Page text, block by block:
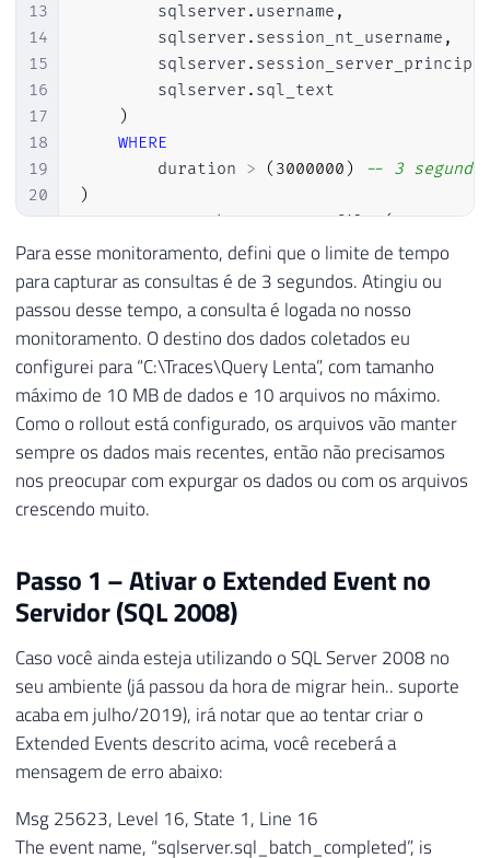
13
14
15
16
17
18
19
20
21
22
23
27
28
29
30
31
        sqlserver
. username ,
        sqlserver
. session_nt_username ,
        sqlserver
.
        sqlserver
. sql_text
)
WHERE
        duration
> ( 3000000 )
-- 3
)
ADD TARGET package0.event_file (
SET filename=N'C:\Traces\Query Lenta'
    max_file_size
=(10),
    max_rollover_files
10
GO
-- Ativa o Extended Event
ALTER EVENT SESSION [Query Lenta] ON
GO
Para esse monitoramento, defini que o limite de tempo
para capturar as consultas é de 3 segundos. Atingiu ou
passou desse tempo, a consulta é logada no nosso
monitoramento. O destino dos dados coletados eu
configurei para “C:\Traces\Query Lenta”, com tamanho
máximo de 10 MB de dados e 10 arquivos no máximo.
Como o rollout está configurado, os arquivos vão manter
sempre os dados mais recentes, então não precisamos
nos preocupar com expurgar os dados ou com os arquivos
crescendo muito.
Passo 1 – Ativar o Extended Event no
Servidor (SQL 2008)
Caso você ainda esteja utilizando o SQL Server 2008 no
seu ambiente (já passou da hora de migrar hein.. suporte
acaba em julho/2019), irá notar que ao tentar criar o
Extended Events descrito acima, você receberá a
mensagem de erro abaixo:
Msg 25623, Level 16, State 1, Line 16
The event name, “sqlserver.sql_batch_completed”, is